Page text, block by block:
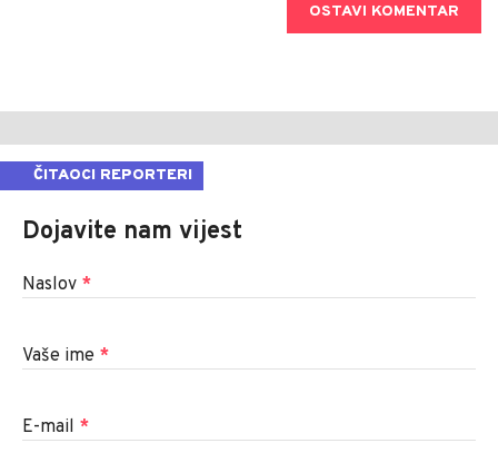
OSTAVI KOMENTAR
ČITAOCI REPORTERI
Dojavite nam vijest
Naslov *
Vaše ime *
E-mail *